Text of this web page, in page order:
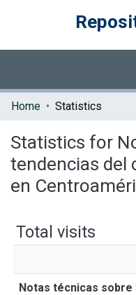
Communities & Collections
Home Statistics
Statistics for
tendencias del
en
Total visits
Notas técnicas sobre